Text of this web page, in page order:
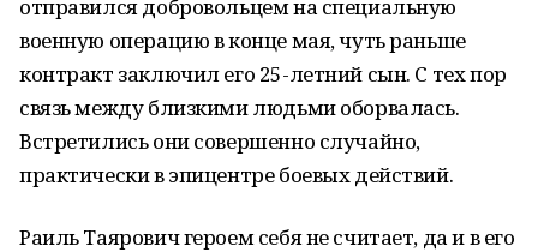
отправился добровольцем на специальную
военную операцию в конце мая, чуть раньше
контракт заключил его 25-летний сын. С тех пор
связь между близкими людьми оборвалась.
Встретились они совершенно случайно,
практически в эпицентре боевых действий.
Раиль Таярович героем себя не считает, да и в его